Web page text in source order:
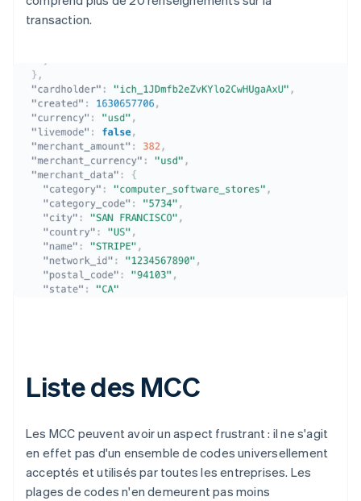
transaction.
Liste des MCC
Les MCC peuvent avoir un aspect frustrant : il ne s'agit
en effet pas d'un ensemble de codes universellement
acceptés et utilisés par toutes les entreprises. Les
plages de codes n'en demeurent pas moins
English
Belgique
NederlandsFrançaisDeutsch English
Brésil
Português English